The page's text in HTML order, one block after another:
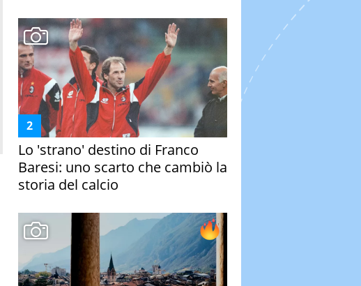
Lo 'strano' destino di Franco
Baresi: uno scarto che cambiò la
storia del calcio